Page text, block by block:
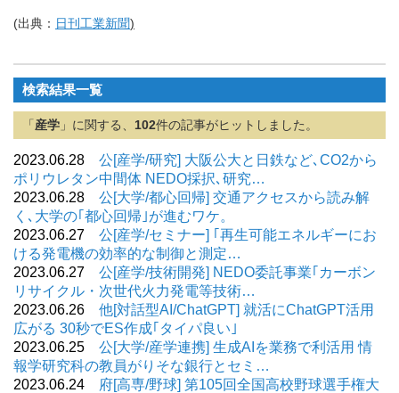
(出典： 日刊工業新聞)
検索結果一覧
「 産学 」に関する、 102件の記事がヒットしました。
2023.06.28 公[産学/研究] 大阪公大と日鉄など､CO2から
ポリウレタン中間体 NEDO採択､研究…
2023.06.28 公[大学/都心回帰] 交通アクセスから読み解
く､大学の｢都心回帰｣が進むワケ。
2023.06.27 公[産学/セミナー] ｢再生可能エネルギーにお
ける発電機の効率的な制御と測定…
2023.06.27 公[産学/技術開発] NEDO委託事業｢カーボン
リサイクル・次世代火力発電等技術…
2023.06.26 他[対話型AI/ChatGPT] 就活にChatGPT活用
広がる 30秒でES作成｢タイパ良い｣
2023.06.25 公[大学/産学連携] 生成AIを業務で利活用 情
報学研究科の教員がりそな銀行とセミ…
2023.06.24
府[高専/野球] 第105回全国高校野球選手権大